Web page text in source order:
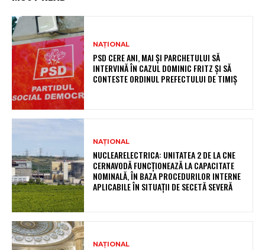
NAȚIONAL
PSD CERE ANI, MAI ȘI PARCHETULUI SĂ
INTERVINĂ ÎN CAZUL DOMINIC FRITZ ȘI SĂ
CONTESTE ORDINUL PREFECTULUI DE TIMIȘ
NAȚIONAL
NUCLEARELECTRICA: UNITATEA 2 DE LA CNE
CERNAVODĂ FUNCȚIONEAZĂ LA CAPACITATE
NOMINALĂ, ÎN BAZA PROCEDURILOR INTERNE
APLICABILE ÎN SITUAȚII DE SECETĂ SEVERĂ
NAȚIONAL